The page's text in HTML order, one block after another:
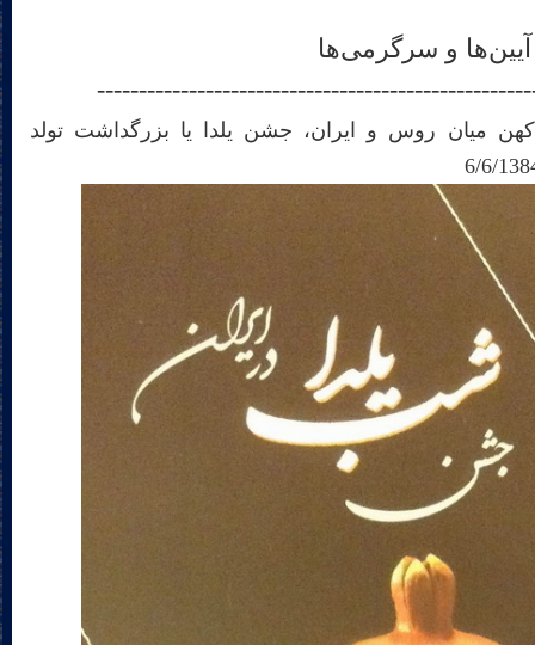
و سرگرمی‌ها
میان روس و ایران، جشن یلدا یا بزرگداشت تولد